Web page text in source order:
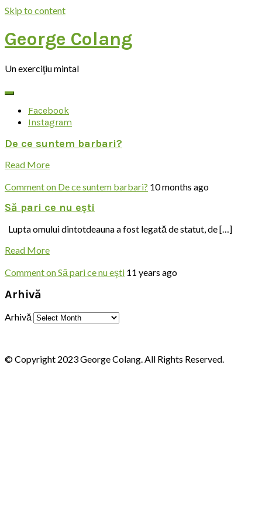
Skip to content
George Colang
Un exerciţiu mintal
Facebook
Instagram
De ce suntem barbari?
Read More
Commenton De ce suntem barbari? 10 months ago
Să pari ce nu eşti
Lupta omului dintotdeauna a fost legată de statut, de […]
Read More
Commenton Să pari ce nu eşti 11 years ago
Arhivă
Arhivă
© Copyright 2023 George Colang. All Rights Reserved.